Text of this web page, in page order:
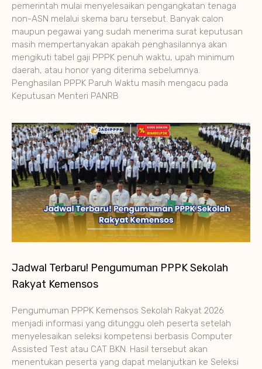
pemerintah mulai menyelesaikan pengangkatan tenaga
non-ASN melalui skema baru tersebut. Banyak calon
maupun pegawai yang sudah menerima surat keputusan
masih mempertanyakan apakah penghasilannya akan
mengikuti tabel gaji PPPK penuh waktu, upah minimum
daerah, atau honor yang diterima sebelumnya.
Penghasilan PPPK Paruh Waktu masih mengacu pada
Keputusan Menteri PANRB
Jadwal Terbaru! Pengumuman PPPK Sekolah
Rakyat Kemensos
Pengumuman PPPK Kemensos Sekolah Rakyat 2026
menjadi informasi yang ditunggu oleh peserta setelah
menyelesaikan seleksi kompetensi berbasis Computer
Assisted Test atau CAT BKN. Hasil tersebut akan
menentukan peserta yang dapat melanjutkan ke Seleksi